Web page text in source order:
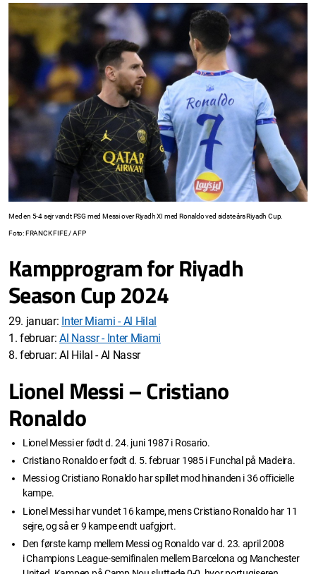
Med en 5-4 sejr vandt PSG med Messi over Riyadh XI med Ronaldo ved sidste års Riyadh Cup.
Foto: FRANCK FIFE / AFP
Kampprogram for Riyadh
Season Cup 2024
29. januar: Inter Miami - Al Hilal
1. februar:Al Nassr - Inter Miami
8. februar: Al Hilal - Al Nassr
Lionel Messi – Cristiano
Ronaldo
Lionel Messi er født d. 24. juni 1987 i Rosario.
Cristiano Ronaldo er født d. 5. februar 1985 i Funchal på Madeira.
Messi og Cristiano Ronaldo har spillet mod hinanden i 36 officielle
kampe.
Lionel Messi har vundet 16 kampe, mens Cristiano Ronaldo har 11
sejre, og så er 9 kampe endt uafgjort.
Den første kamp mellem Messi og Ronaldo var d. 23. april 2008
i Champions League-semifinalen mellem Barcelona og Manchester